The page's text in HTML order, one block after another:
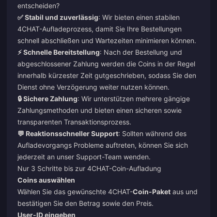
entscheiden?
✅ Stabil und zuverlässig: Wir bieten einen stabilen
4CHAT-Aufladeprozess, damit Sie Ihre Bestellungen
schnell abschließen und Wartezeiten minimieren können.
⚡ Schnelle Bereitstellung: Nach der Bestellung und
abgeschlossener Zahlung werden die Coins in der Regel
innerhalb kürzester Zeit gutgeschrieben, sodass Sie den
Dienst ohne Verzögerung weiter nutzen können.
🔒 Sichere Zahlung: Wir unterstützen mehrere gängige
Zahlungsmethoden und bieten einen sicheren sowie
transparenten Transaktionsprozess.
💬 Reaktionsschneller Support: Sollten während des
Aufladevorgangs Probleme auftreten, können Sie sich
jederzeit an unser Support-Team wenden.
Nur 3 Schritte bis zur 4CHAT-Coin-Aufladung
Coins auswählen
Wählen Sie das gewünschte 4CHAT-Coin-Paket aus und
bestätigen Sie den Betrag sowie den Preis.
User-ID eingeben